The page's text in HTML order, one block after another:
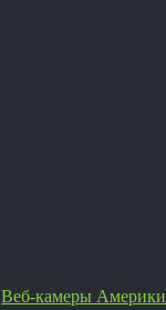
Веб-камеры Америки